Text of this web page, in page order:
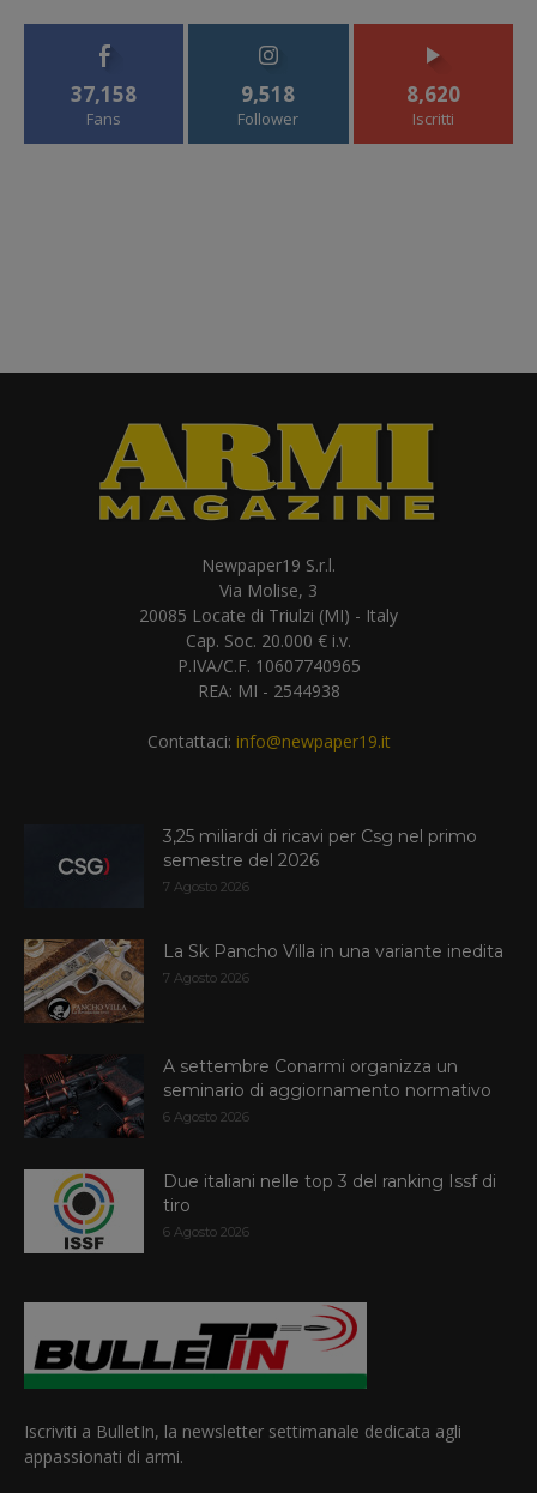
37,158
Fans
9,518
Follower
8,620
Iscritti
Newpaper19 S.r.l.
Via Molise, 3
20085 Locate di Triulzi (MI) - Italy
Cap. Soc. 20.000 € i.v.
P.IVA/C.F. 10607740965
REA: MI - 2544938
Contattaci: info@newpaper19.it
3,25 miliardi di ricavi per Csg nel primo
semestre del 2026
7 Agosto 2026
La Sk Pancho Villa in una variante inedita
7 Agosto 2026
A settembre Conarmi organizza un
seminario di aggiornamento normativo
6 Agosto 2026
Due italiani nelle top 3 del ranking Issf di
tiro
6 Agosto 2026
Iscriviti a BulletIn, la newsletter settimanale dedicata agli
appassionati di armi.